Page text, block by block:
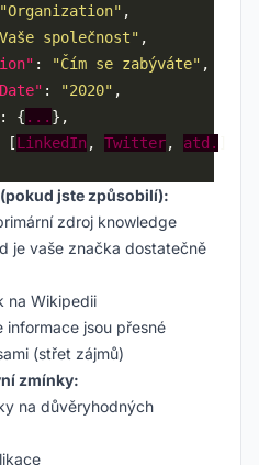
"Organization"
společnost"
: "Čím se zabýváte"
: "2020"
: { ...
[LinkedIn , Twitter, atd.
jste způsobilí):
zdroj knowledge
je vaše značka dostatečně
na Wikipedii
informace jsou přesné
(střet zájmů)
zmínky:
na důvěryhodných